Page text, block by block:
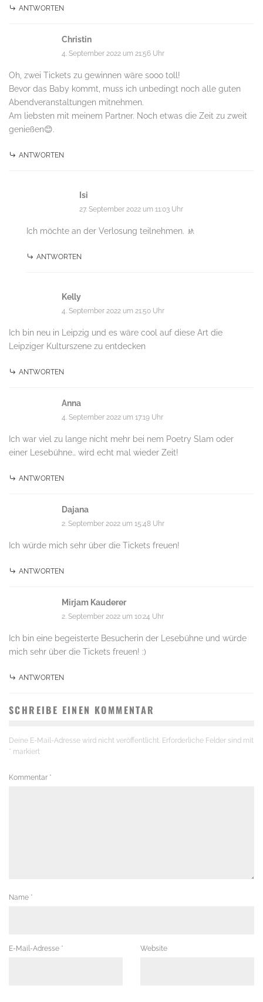
ANTWORTEN
Christin
4. September 2022 um 21:56 Uhr
Oh, zwei Tickets zu gewinnen wäre sooo toll!
Bevor das Baby kommt, muss ich unbedingt noch alle guten
Abendveranstaltungen mitnehmen.
Am liebsten mit meinem Partner. Noch etwas die Zeit zu zweit
genießen😊.
ANTWORTEN
Isi
27. September 2022 um 11:03 Uhr
Ich möchte an der Verlosung teilnehmen. 🚸
ANTWORTEN
Kelly
4. September 2022 um 21:50 Uhr
Ich bin neu in Leipzig und es wäre cool auf diese Art die
Leipziger Kulturszene zu entdecken
ANTWORTEN
Anna
4. September 2022 um 17:19 Uhr
Ich war viel zu lange nicht mehr bei nem Poetry Slam oder
einer Lesebühne… wird echt mal wieder Zeit!
ANTWORTEN
Dajana
2. September 2022 um 15:48 Uhr
Ich würde mich sehr über die Tickets freuen!
ANTWORTEN
Mirjam Kauderer
2. September 2022 um 10:24 Uhr
Ich bin eine begeisterte Besucherin der Lesebühne und würde
mich sehr über die Tickets freuen! :)
ANTWORTEN
SCHREIBE EINEN KOMMENTAR
Deine E-Mail-Adresse wird nicht veröffentlicht. Erforderliche Felder sind mit
* markiert
Kommentar *
Name *
E-Mail-Adresse * Website